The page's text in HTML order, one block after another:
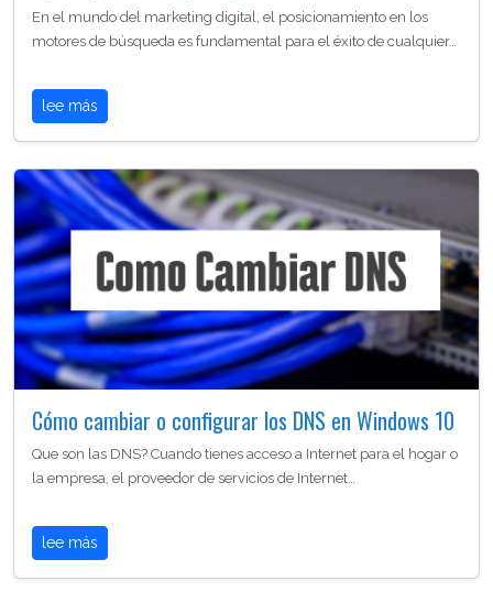
En el mundo del marketing digital, el posicionamiento en los
motores de búsqueda es fundamental para el éxito de cualquier…
lee más
Cómo cambiar o configurar los DNS en Windows 10
Que son las DNS? Cuando tienes acceso a Internet para el hogar o
la empresa, el proveedor de servicios de Internet…
lee más